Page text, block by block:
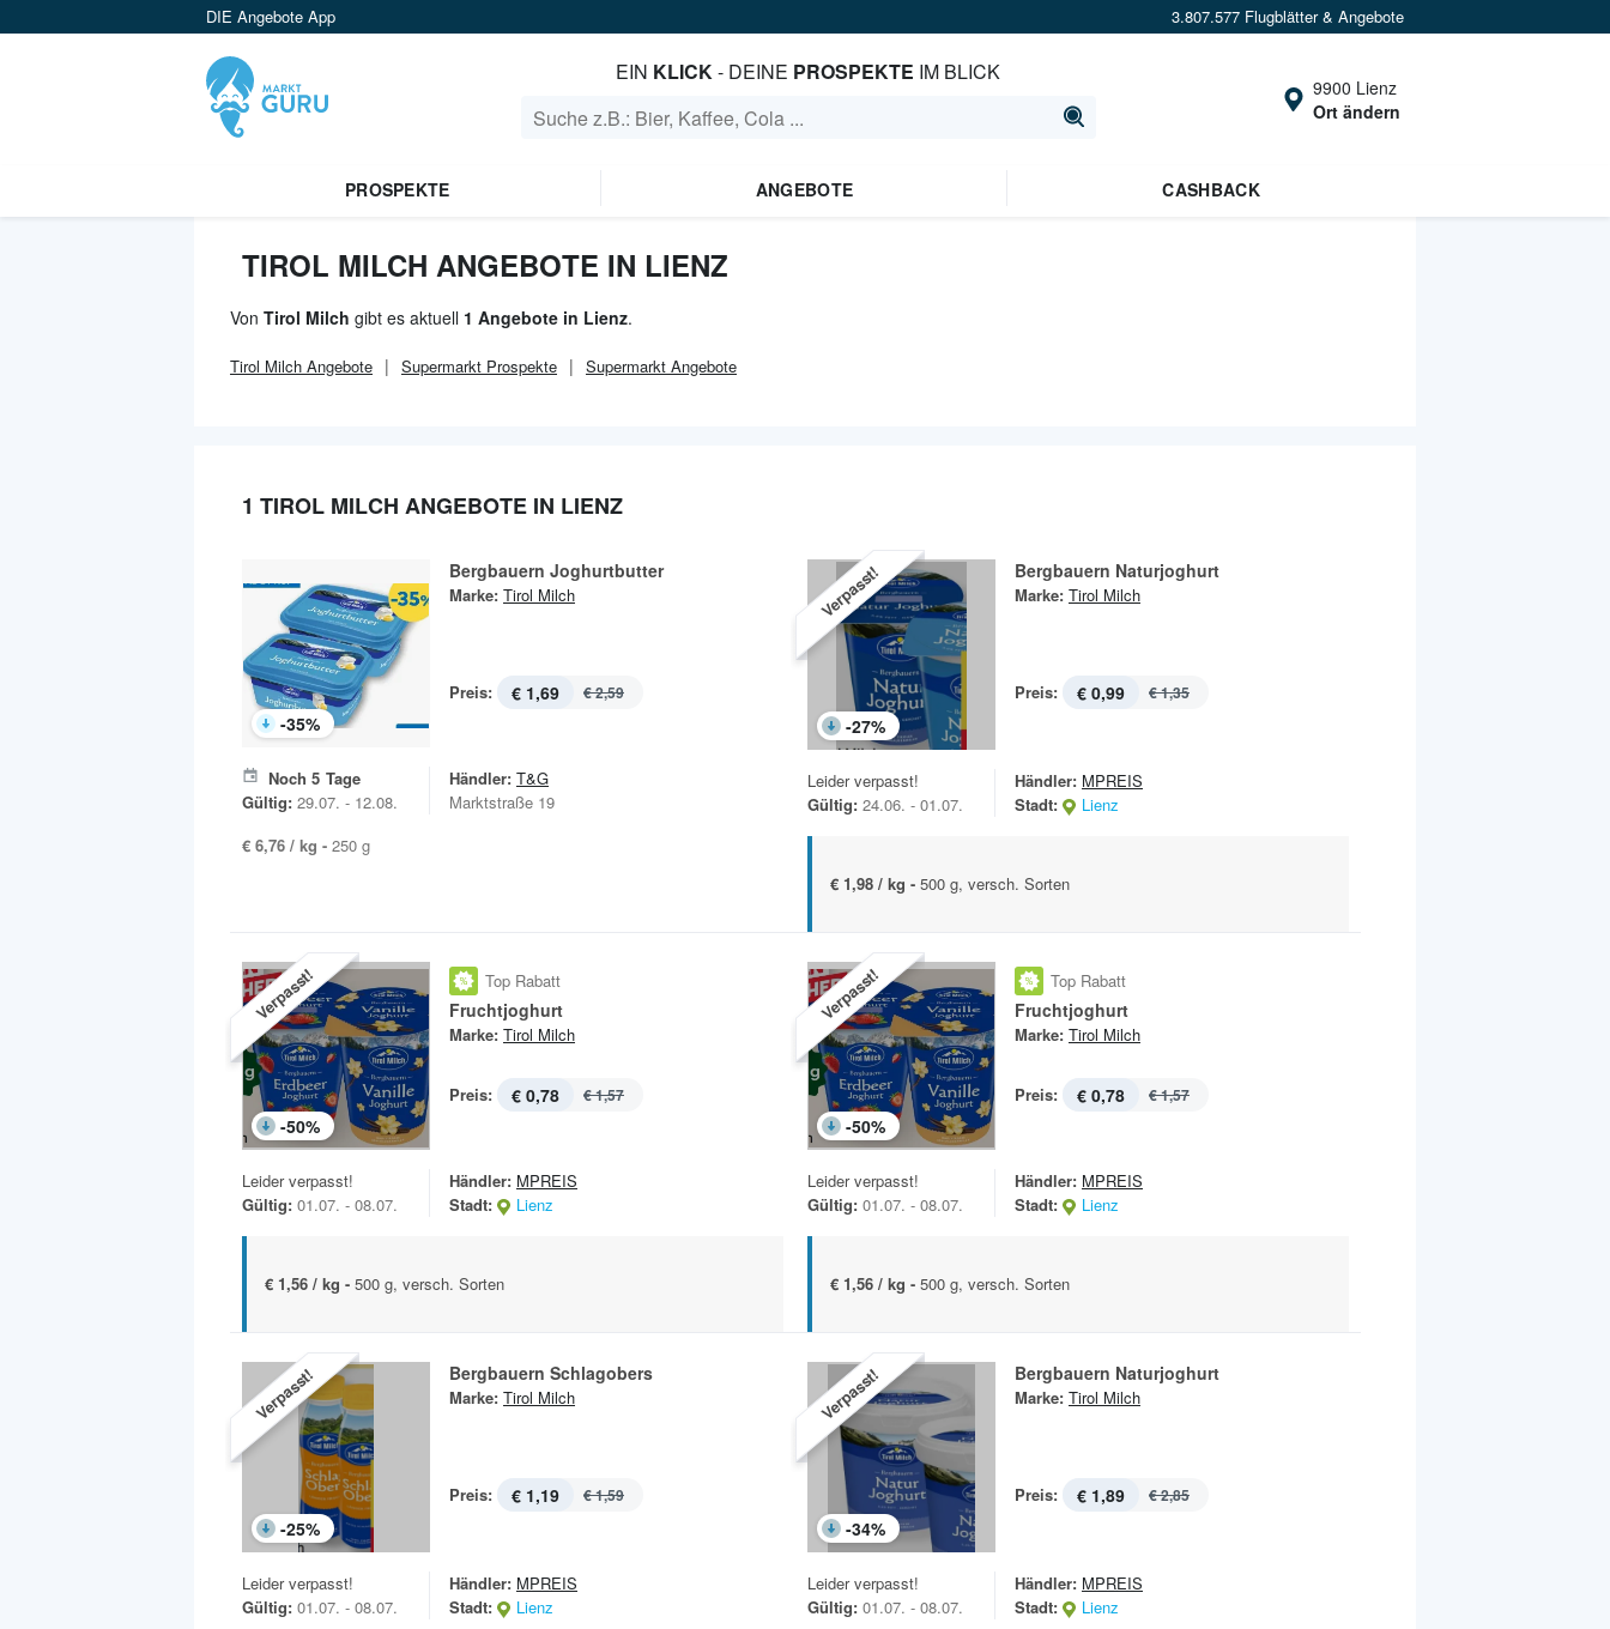
DIE Angebote App 3.807.577 Flugblätter & Angebote
EIN KLICK- DEINE PROSPEKTE IM BLICK
9900 Lienz
Ort ändern
PROSPEKTE ANGEBOTE CASHBACK
TIROL MILCH ANGEBOTE IN LIENZ
Von Tirol Milch gibt es aktuell 1 Angebote in Lienz.
Tirol Milch Angebote Supermarkt Prospekte Supermarkt Angebote
1 TIROL MILCH ANGEBOTE IN LIENZ
-35%
Bergbauern Joghurtbutter
Marke: Tirol Milch
Preis: € 1,69 € 2,59
Noch 5 Tage
Gültig: 29.07. - 12.08.
Händler: T&G
Marktstraße 19
€ 6,76 / kg - 250 g
Verpasst!
-27%
Bergbauern Naturjoghurt
Marke: Tirol Milch
Preis: € 0,99 € 1,35
Leider verpasst!
Gültig: 24.06. - 01.07.
Händler: MPREIS
Stadt:
Lienz
€ 1,98 / kg - 500 g, versch. Sorten
Verpasst!
-50%
Top Rabatt
Fruchtjoghurt
Marke: Tirol Milch
Preis: € 0,78 € 1,57
Leider verpasst!
Gültig: 01.07. - 08.07.
Händler: MPREIS
Stadt:
Lienz
€ 1,56 / kg - 500 g, versch. Sorten
Verpasst!
-50%
Top Rabatt
Fruchtjoghurt
Marke: Tirol Milch
Preis: € 0,78 € 1,57
Leider verpasst!
Gültig: 01.07. - 08.07.
Händler: MPREIS
Stadt:
Lienz
€ 1,56 / kg - 500 g, versch. Sorten
Verpasst!
-25%
Bergbauern Schlagobers
Marke: Tirol Milch
Preis: € 1,19 € 1,59
Leider verpasst!
Gültig: 01.07. - 08.07.
Händler: MPREIS
Stadt:
Lienz
Verpasst!
-34%
Bergbauern Naturjoghurt
Marke: Tirol Milch
Preis: € 1,89 € 2,85
Leider verpasst!
Gültig: 01.07. - 08.07.
Händler: MPREIS
Stadt:
Lienz